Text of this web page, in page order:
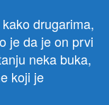
drugarima,
je da je on prvi
neka buka,
koji je